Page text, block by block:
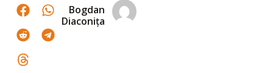
Bogdan
Diaconița